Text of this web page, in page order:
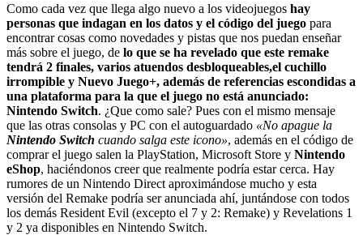
Como cada vez que llega algo nuevo a los videojuegos hay
personas que indagan en los datos y el código del juego para
encontrar cosas como novedades y pistas que nos puedan enseñar
más sobre el juego, de lo que se ha revelado que este remake
tendrá 2 finales, varios atuendos desbloqueables,el cuchillo
irrompible y Nuevo Juego+, además de referencias escondidas a
una plataforma para la que el juego no está anunciado:
Nintendo Switch. ¿Que como sale? Pues con el mismo mensaje
que las otras consolas y PC con el autoguardado «No apague la
Nintendo Switch cuando salga este icono», además en el código de
comprar el juego salen la PlayStation, Microsoft Store y Nintendo
eShop, haciéndonos creer que realmente podría estar cerca. Hay
rumores de un Nintendo Direct aproximándose mucho y esta
versión del Remake podría ser anunciada ahí, juntándose con todos
los demás Resident Evil (excepto el 7 y 2: Remake) y Revelations 1
y 2 ya disponibles en Nintendo Switch.